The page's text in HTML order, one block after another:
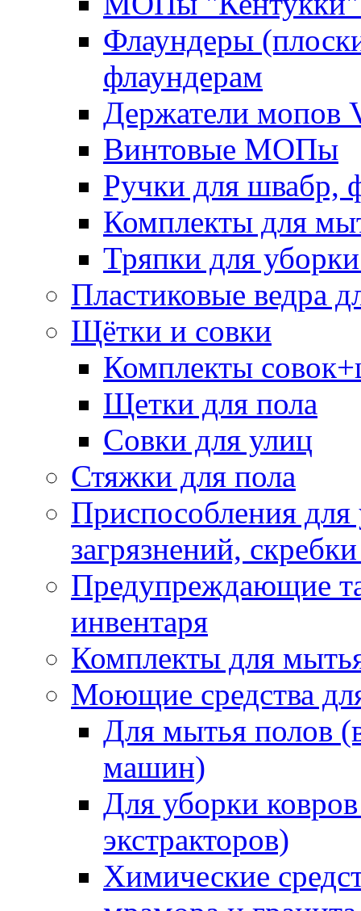
Флаундеры
флаундерам
Держатели мопов
Винтовые МОПы
Ручки для швабр,
Комплекты для
Тряпки для
Пластиковые ведра
Щётки и совки
Комплекты
Щетки для пола
Совки для улиц
Стяжки для пола
Приспособления
загрязнений,
Предупреждающие
инвентаря
Комплекты для
Моющие средства
Для мытья полов
машин)
Для уборки
экстракторов)
Химические